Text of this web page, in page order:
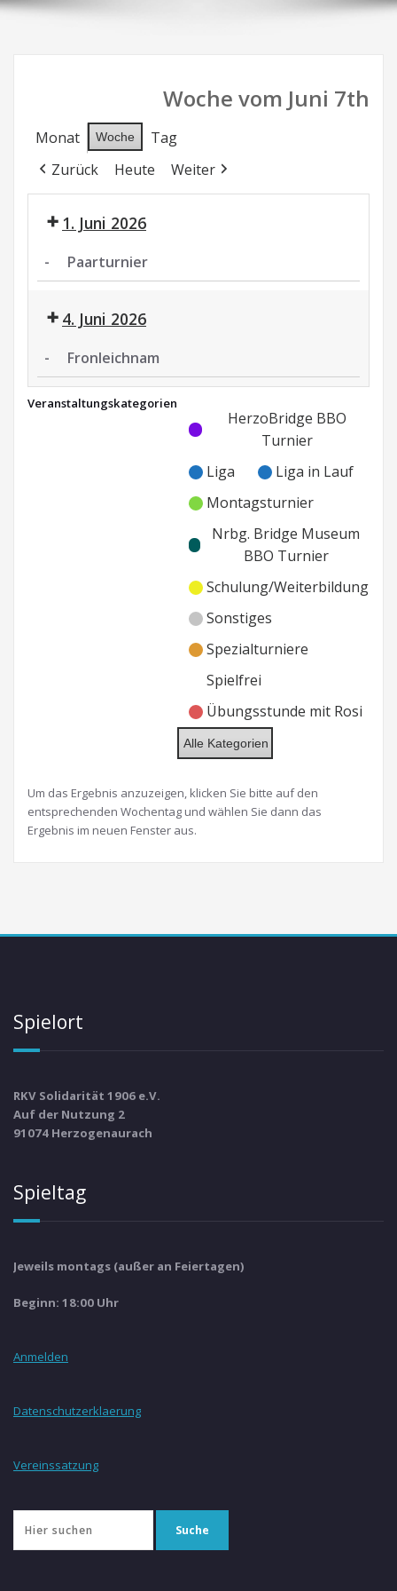
Woche vom Juni 7th
Monat Woche
Tag
Zurück
Heute Weiter
1. Juni 2026
- Paarturnier
4. Juni 2026
- Fronleichnam
Fronleichnam
Veranstaltungskategorien
Kategorie
ohne
Kategorie
HerzoBridge BBO
Turnier
Liga
Liga in Lauf
Montagsturnier
Nrbg. Bridge Museum
BBO Turnier
Schulung/Weiterbildung
Sonstiges
Spezialturniere
Spielfrei
Übungsstunde mit Rosi
Alle Kategorien
Um das Ergebnis anzuzeigen, klicken Sie bitte auf den
entsprechenden Wochentag und wählen Sie dann das
Ergebnis im neuen Fenster aus.
Spielort
RKV Solidarität 1906 e.V.
Auf der Nutzung 2
91074 Herzogenaurach
Spieltag
Jeweils montags (außer an Feiertagen)
Beginn: 18:00 Uhr
Anmelden
Datenschutzerklaerung
Vereinssatzung